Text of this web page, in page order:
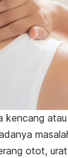
kencang
otot,